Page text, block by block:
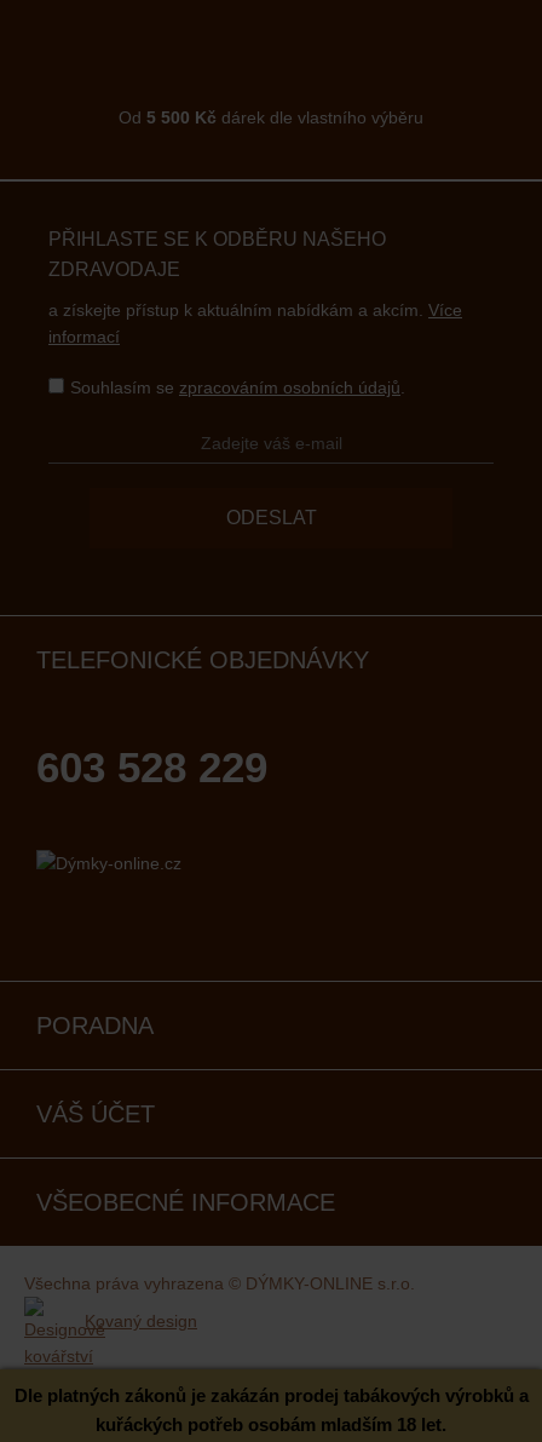
Od 5 500 Kč dárek dle vlastního výběru
PŘIHLASTE SE K ODBĚRU NAŠEHO
ZDRAVODAJE
a získejte přístup k aktuálním nabídkám a akcím. Více
informací
Souhlasím se zpracováním osobních údajů
ODESLAT
TELEFONICKÉ OBJEDNÁVKY
603 528 229
PORADNA
VÁŠ ÚČET
VŠEOBECNÉ INFORMACE
Všechna práva vyhrazena © DÝMKY-ONLINE s.r.o.
Kovaný design
Dle platných zákonů je zakázán prodej tabákových výrobků a
kuřáckých potřeb osobám mladším 18 let.